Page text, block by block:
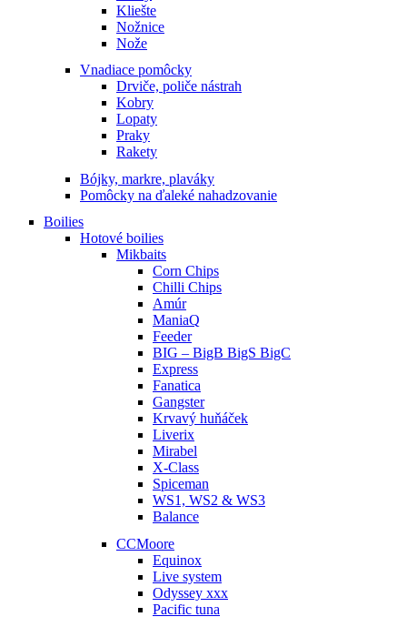
Kliešte
Nožnice
Nože
Vnadiace pomôcky
Drviče, poliče nástrah
Kobry
Lopaty
Praky
Rakety
Bójky, markre, plaváky
Pomôcky na ďaleké nahadzovanie
Boilies
Hotové boilies
Mikbaits
Corn Chips
Chilli Chips
Amúr
ManiaQ
Feeder
BIG – BigB BigS BigC
Express
Fanatica
Gangster
Krvavý huňáček
Liverix
Mirabel
X-Class
Spiceman
WS1, WS2 & WS3
Balance
CCMoore
Equinox
Live system
Odyssey xxx
Pacific tuna